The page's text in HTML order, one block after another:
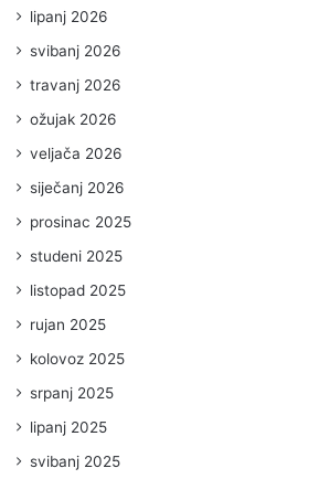
lipanj 2026
svibanj 2026
travanj 2026
ožujak 2026
veljača 2026
siječanj 2026
prosinac 2025
studeni 2025
listopad 2025
rujan 2025
kolovoz 2025
srpanj 2025
lipanj 2025
svibanj 2025